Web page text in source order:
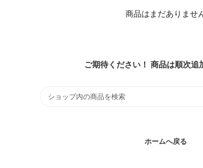
商品はまだありませ
ご期待ください！ 商品は順次追
ホームへ戻る